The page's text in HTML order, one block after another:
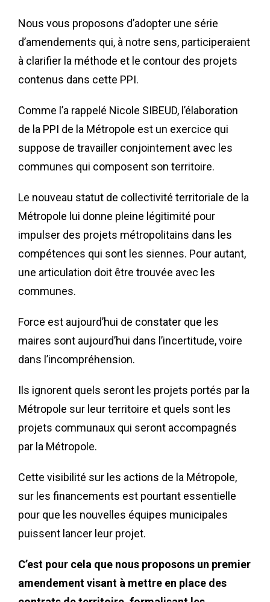
Nous vous proposons d’adopter une série
d’amendements qui, à notre sens, participeraient
à clarifier la méthode et le contour des projets
contenus dans cette PPI.
Comme l’a rappelé Nicole SIBEUD, l’élaboration
de la PPI de la Métropole est un exercice qui
suppose de travailler conjointement avec les
communes qui composent son territoire.
Le nouveau statut de collectivité territoriale de la
Métropole lui donne pleine légitimité pour
impulser des projets métropolitains dans les
compétences qui sont les siennes. Pour autant,
une articulation doit être trouvée avec les
communes.
Force est aujourd’hui de constater que les
maires sont aujourd’hui dans l’incertitude, voire
dans l’incompréhension.
Ils ignorent quels seront les projets portés par la
Métropole sur leur territoire et quels sont les
projets communaux qui seront accompagnés
par la Métropole.
Cette visibilité sur les actions de la Métropole,
sur les financements est pourtant essentielle
pour que les nouvelles équipes municipales
puissent lancer leur projet.
C’est pour cela que nous proposons un premier
amendement visant à mettre en place des